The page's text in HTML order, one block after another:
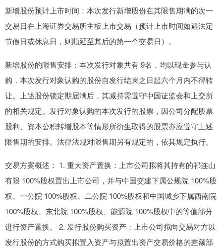
新增股份预计上市时间：本次发行新增股份在其限售期满的次一
交易日在上海证券交易所主板上市交易（预计上市时间如遇法定
节假日或休息日，则顺延至其后的第一个交易日）。
新增股份的限售安排：本次发行对象共有 9名，均以现金参与认
购，本次发行对象认购的股份自发行结束之日起六个月内不得转
让。上述股份锁定期届满后，其减持需遵守中国证监会和上交所
的相关规定。发行对象认购的本次发行的股票，因公司分配股票
股利、资本公积转增股本等情形所衍生取得的股票亦应遵守上述
限售期的安排。法律法规对限售期另有规定的，依其规定执行。
交易方案概述： 1. 重大资产置换：上市公司拟将其持有的祁连山
有限 100%股权置出上市公司，并与中国交建下属公规院 100%股
权、一公院 100%股权、二公院 100%股权和中国城乡下属西南院
100%股权、东北院 100%股权、能源院 100%股权中的等值部分
进行资产置换。 2. 发行股份购买资产：上市公司拟向交易对方以
发行股份的方式购买拟置入资产与拟置出资产交易价格的差额部